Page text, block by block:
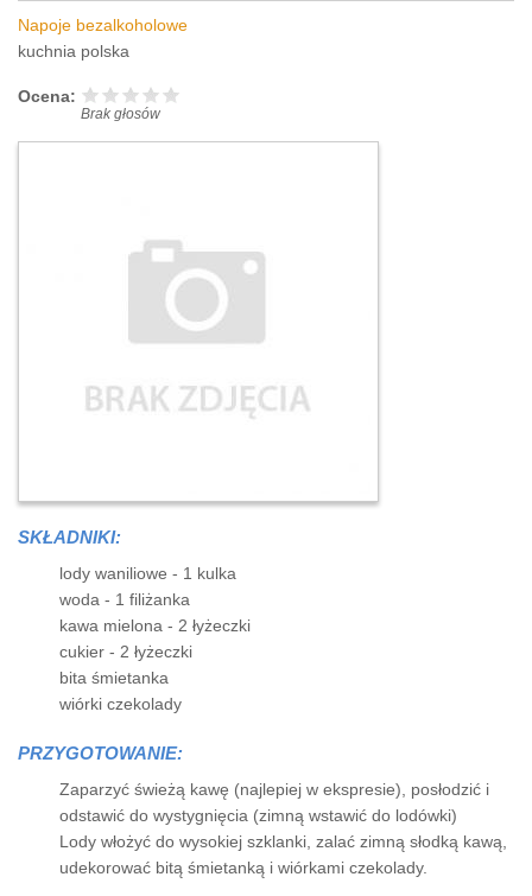
Napoje bezalkoholowe
kuchnia polska
Ocena:
Brak głosów
SKŁADNIKI:
lody waniliowe - 1 kulka
woda - 1 filiżanka
kawa mielona - 2 łyżeczki
cukier - 2 łyżeczki
bita śmietanka
wiórki czekolady
PRZYGOTOWANIE:
Zaparzyć świeżą kawę (najlepiej w ekspresie), posłodzić i
odstawić do wystygnięcia (zimną wstawić do lodówki)
Lody włożyć do wysokiej szklanki, zalać zimną słodką kawą,
udekorować bitą śmietanką i wiórkami czekolady.